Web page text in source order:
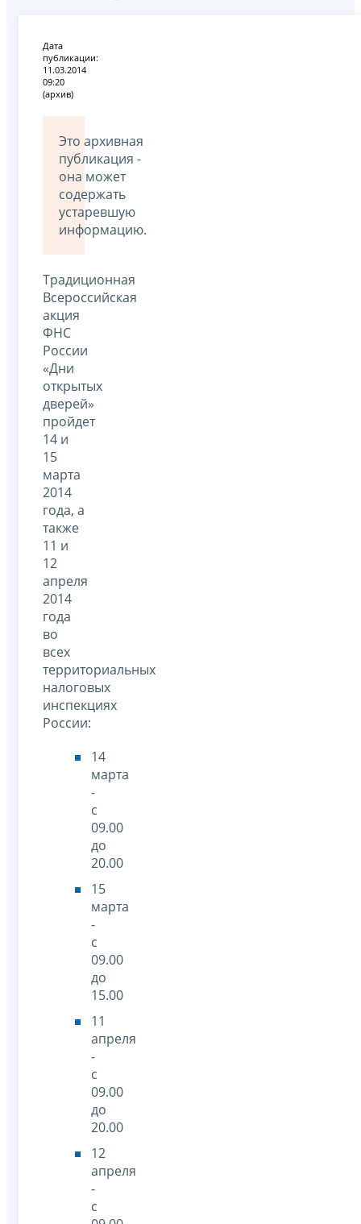
Дата
публикации:
11.03.2014
09:20
(архив)
Это архивная
публикация -
она может
содержать
устаревшую
информацию.
Традиционная
Всероссийская
акция
ФНС
России
«Дни
открытых
дверей»
пройдет
14 и
15
марта
2014
года, а
также
11 и
12
апреля
2014
года
во
всех
территориальных
налоговых
инспекциях
России:
14
марта
-
с
09.00
до
20.00
15
марта
-
с
09.00
до
15.00
11
апреля
-
с
09.00
до
20.00
12
апреля
-
с